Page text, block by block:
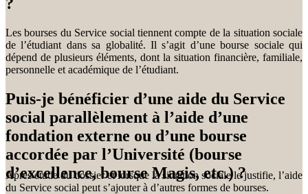
Les bourses du Service social tiennent compte de la situation sociale
de l’étudiant dans sa globalité. Il s’agit d’une bourse sociale qui
dépend de plusieurs éléments, dont la situation financière, familiale,
personnelle et académique de l’étudiant.
Puis-je bénéficier d’une aide du Service
social parallèlement à l’aide d’une
fondation externe ou d’une bourse
accordée par l’Université (bourse
d’excellence, bourse Magis, etc.) ?
Après étude du dossier et lorsque la situation sociale le justifie, l’aide
du Service social peut s’ajouter à d’autres formes de bourses.